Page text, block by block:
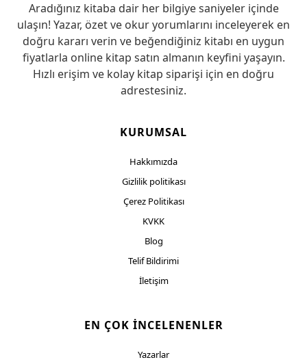
Aradığınız kitaba dair her bilgiye saniyeler içinde
ulaşın! Yazar, özet ve okur yorumlarını inceleyerek en
doğru kararı verin ve beğendiğiniz kitabı en uygun
fiyatlarla online kitap satın almanın keyfini yaşayın.
Hızlı erişim ve kolay kitap siparişi için en doğru
adrestesiniz.
KURUMSAL
Hakkımızda
Gizlilik politikası
Çerez Politikası
KVKK
Blog
Telif Bildirimi
İletişim
EN ÇOK İNCELENENLER
Yazarlar